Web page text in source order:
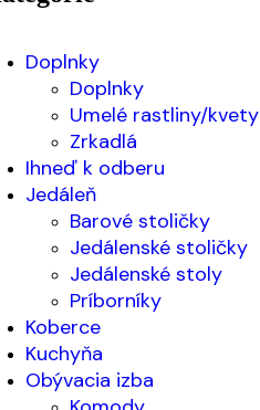
Doplnky
Doplnky
Umelé rastliny/kvety
Zrkadlá
Ihneď k odberu
Jedáleň
Barové stoličky
Jedálenské stoličky
Jedálenské stoly
Príborníky
Koberce
Kuchyňa
Obývacia izba